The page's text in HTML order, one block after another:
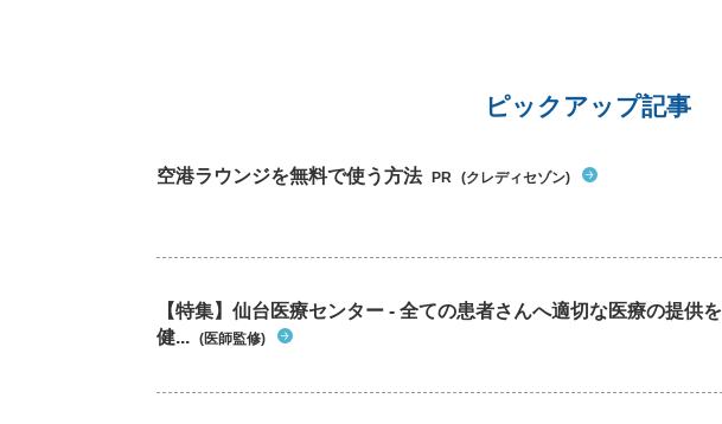
ピックアップ記事
空港ラウンジを無料で使う方法 PR (クレディセゾン)
【特集】仙台医療センター - 全ての患者さんへ適切な医療の提供
健... (医師監修)